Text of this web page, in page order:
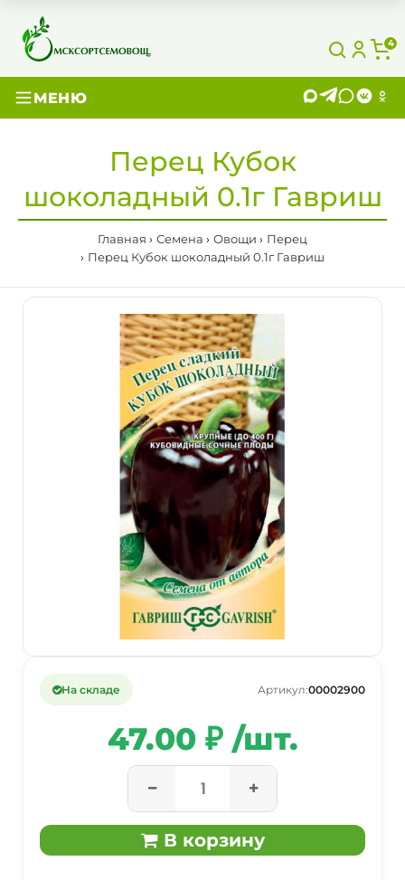
4
МЕНЮ
Перец Кубок
шоколадный 0.1г Гавриш
Главная Семена Овощи
Перец
Перец Кубок шоколадный 0.1г Гавриш
На складе Артикул:00002900
47.00 ₽ /шт.
В корзину